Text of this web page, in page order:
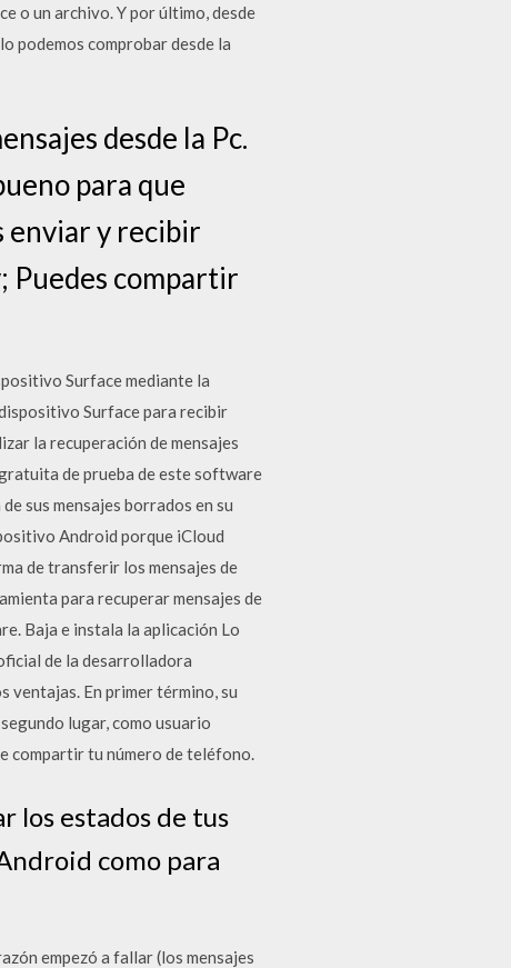
o un archivo. Y por último, desde
podemos comprobar desde la
desde la Pc.
para que
enviar y recibir
Puedes compartir
Surface mediante la
Surface para recibir
la recuperación de mensajes
de prueba de este software
sus mensajes borrados en su
Android porque iCloud
de transferir los mensajes de
para recuperar mensajes de
Baja e instala la aplicación Lo
de la desarrolladora
ventajas. En primer término, su
lugar, como usuario
compartir tu número de teléfono.
los estados de tus
como para
empezó a fallar (los mensajes